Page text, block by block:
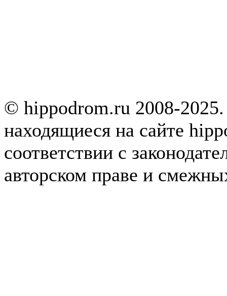
© hippodrom.ru 2008-
находящиеся на сайте
соответствии с
авторском праве и